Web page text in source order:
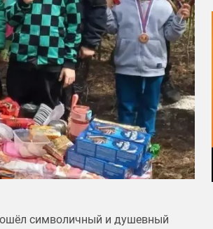
символичный и душевный